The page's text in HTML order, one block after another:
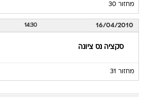
מחזור 30
16/04/2010
14:30
סקציה נס ציונה
מחזור 31